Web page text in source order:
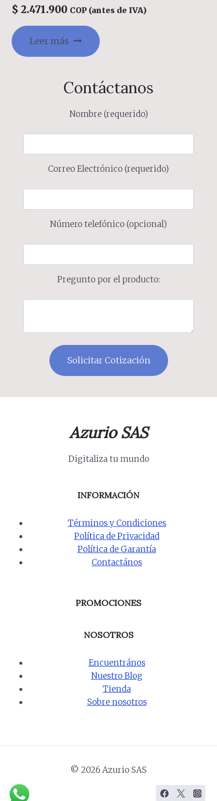
autonomía extendida, torre
$ 2.471.900 COP (antes de IVA)
Leer más
Contáctanos
Nombre (requerido)
Correo Electrónico (requerido)
Número telefónico (opcional)
Pregunto por el producto:
Azurio SAS
Digitaliza tu mundo
INFORMACIÓN
Términos y Condiciones
Política de Privacidad
Política de Garantía
Contactános
PROMOCIONES
NOSOTROS
Encuentrános
Nuestro Blog
Tienda
Sobre nosotros
© 2026 Azurio SAS